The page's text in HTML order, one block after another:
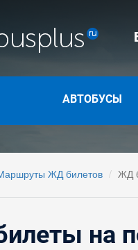
АВТОБУСЫ
ЖД билетов ЖД
на